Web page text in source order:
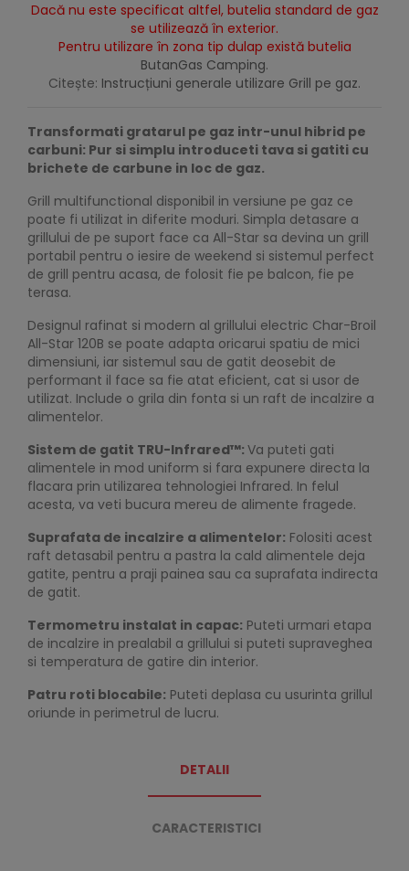
Dacă nu este specificat altfel, butelia standard de gaz
se utilizează în exterior.
Pentru utilizare în zona tip dulap există butelia
ButanGas Camping.
Citește: Instrucțiuni generale utilizare Grill pe gaz.
Transformati gratarul pe gaz intr-unul hibrid pe
carbuni: Pur si simplu introduceti tava si gatiti cu
brichete de carbune in loc de gaz.
Grill multifunctional disponibil in versiune pe gaz ce
poate fi utilizat in diferite moduri. Simpla detasare a
grillului de pe suport face ca All-Star sa devina un grill
portabil pentru o iesire de weekend si sistemul perfect
de grill pentru acasa, de folosit fie pe balcon, fie pe
terasa.
Designul rafinat si modern al grillului electric Char-Broil
All-Star 120B se poate adapta oricarui spatiu de mici
dimensiuni, iar sistemul sau de gatit deosebit de
performant il face sa fie atat eficient, cat si usor de
utilizat. Include o grila din fonta si un raft de incalzire a
alimentelor.
Sistem de gatit TRU-Infrared™: Va puteti gati
alimentele in mod uniform si fara expunere directa la
flacara prin utilizarea tehnologiei Infrared. In felul
acesta, va veti bucura mereu de alimente fragede.
Suprafata de incalzire a alimentelor: Folositi acest
raft detasabil pentru a pastra la cald alimentele deja
gatite, pentru a praji painea sau ca suprafata indirecta
de gatit.
Termometru instalat in capac: Puteti urmari etapa
de incalzire in prealabil a grillului si puteti supraveghea
si temperatura de gatire din interior.
Patru roti blocabile: Puteti deplasa cu usurinta grillul
oriunde in perimetrul de lucru.
DETALII
CARACTERISTICI